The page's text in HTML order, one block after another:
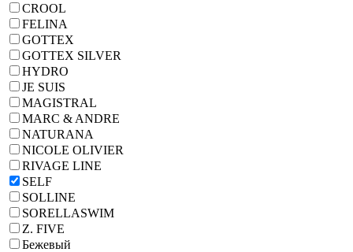
CROOL
FELINA
GOTTEX
GOTTEX SILVER
HYDRO
JE SUIS
MAGISTRAL
MARC & ANDRE
NATURANA
NICOLE OLIVIER
RIVAGE LINE
SELF
SOLLINE
SORELLASWIM
Z. FIVE
Бежевый